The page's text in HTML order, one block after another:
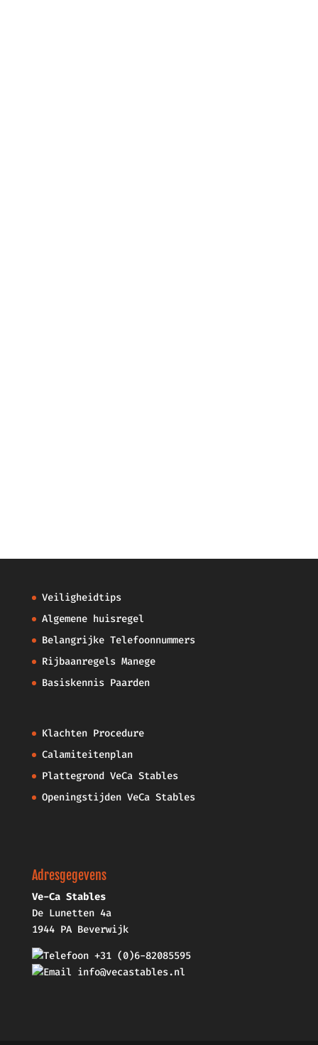
Veiligheidtips
Algemene huisregel
Belangrijke Telefoonnummers
Rijbaanregels Manege
Basiskennis Paarden
Klachten Procedure
Calamiteitenplan
Plattegrond VeCa Stables
Openingstijden VeCa Stables
Adresgegevens
Ve-Ca Stables
De Lunetten 4a
1944 PA Beverwijk
+31 (0)6-82085595
info@vecastables.nl